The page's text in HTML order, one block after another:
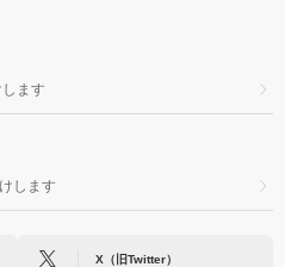
ます
します
X（旧Twitter）